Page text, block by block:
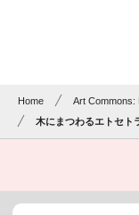
Home
Art Commons:
木にまつわるエトセト